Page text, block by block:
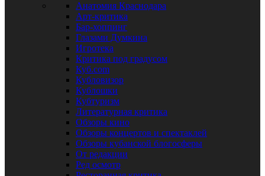
Анатомия Краснодара
Арт-критика
Бар-хоппинг
Глазами Думкина
Игротека
Критика под градусом
Куб.com
Кубловизор
Кублошки
Кубтуризм
Литературная критика
Обзоры кино
Обзоры концертов и спектаклей
Обзоры кубанской блогосферы
От редакции
Ред осмотр